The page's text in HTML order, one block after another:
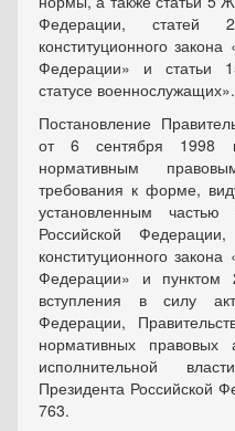
Федерации,
конституционного
Федерации» и статьи
статусе военнослужащих».
Постановление
от 6 сентября 1998
нормативным
требования к форме,
установленным
Российской
конституционного
Федерации» и пунктом
вступления в силу
Федерации,
нормативных правовых
исполнительной
Президента Российской
763.